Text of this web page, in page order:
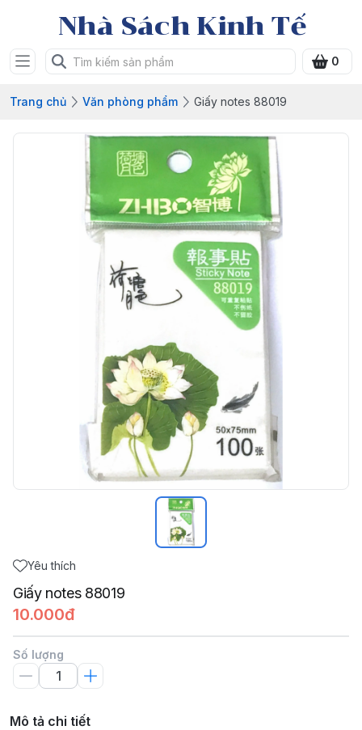
Nhà Sách Kinh Tế
0
Trang chủ Văn phòng phẩm Giấy notes 88019
Yêu thích
Giấy notes 88019
10.000đ
Số lượng
Mô tả chi tiết